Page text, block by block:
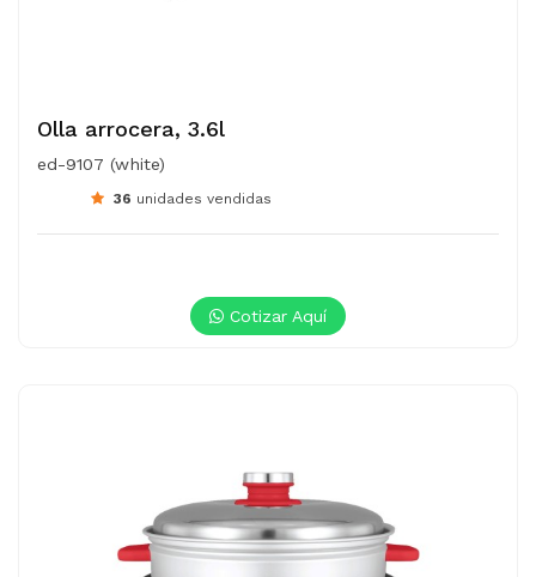
Olla arrocera, 3.6l
ed-9107 (white)
36 unidades vendidas
Cotizar Aquí